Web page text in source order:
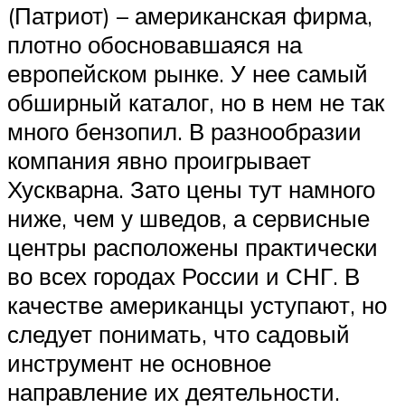
(Патриот) – американская фирма,
плотно обосновавшаяся на
европейском рынке. У нее самый
обширный каталог, но в нем не так
много бензопил. В разнообразии
компания явно проигрывает
Хускварна. Зато цены тут намного
ниже, чем у шведов, а сервисные
центры расположены практически
во всех городах России и СНГ. В
качестве американцы уступают, но
следует понимать, что садовый
инструмент не основное
направление их деятельности.